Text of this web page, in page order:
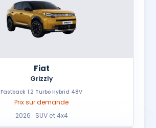
Fiat
Grizzly
Fastback 1.2 Turbo Hybrid 48V
Prix sur demande
2026 · SUV et 4x4